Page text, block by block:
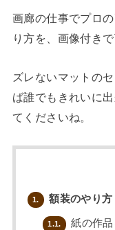
画廊の仕事でプロ
り方を、画像付き
ズレないマットの
ば誰でもきれいに
てくださいね。
1. 額装のやり方
1.1. 紙の作